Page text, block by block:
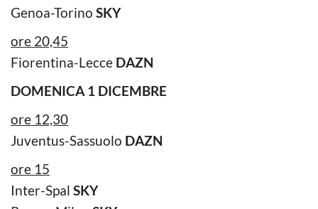
Genoa-Torino SKY
ore 20,45
Fiorentina-Lecce DAZN
DOMENICA 1 DICEMBRE
ore 12,30
Juventus-Sassuolo DAZN
ore 15
Inter-Spal SKY